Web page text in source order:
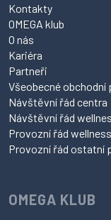
Kontakty
OMEGA klub
O nás
Kariéra
Partneři
Všeobecné obchodní
Návštěvní řád centra
Návštěvní řád
Provozní řád wellness
Provozní řád ostatní
OMEGA KLUB